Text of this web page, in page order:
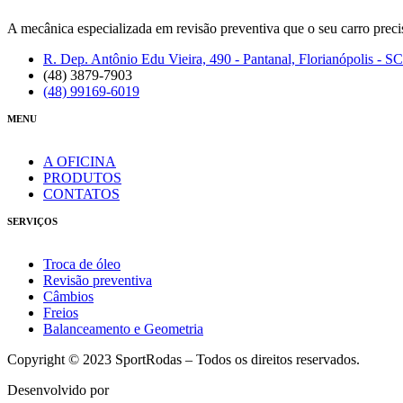
A mecânica especializada em revisão preventiva que o seu carro
R. Dep. Antônio Edu Vieira, 490 - Pantanal, Florianópolis - SC
(48) 3879-7903
(48) 99169-6019
MENU
A OFICINA
PRODUTOS
CONTATOS
SERVIÇOS
Troca de óleo
Revisão preventiva
Câmbios
Freios
Balanceamento e Geometria
Copyright © 2023 SportRodas – Todos os direitos reservados.
Desenvolvido por